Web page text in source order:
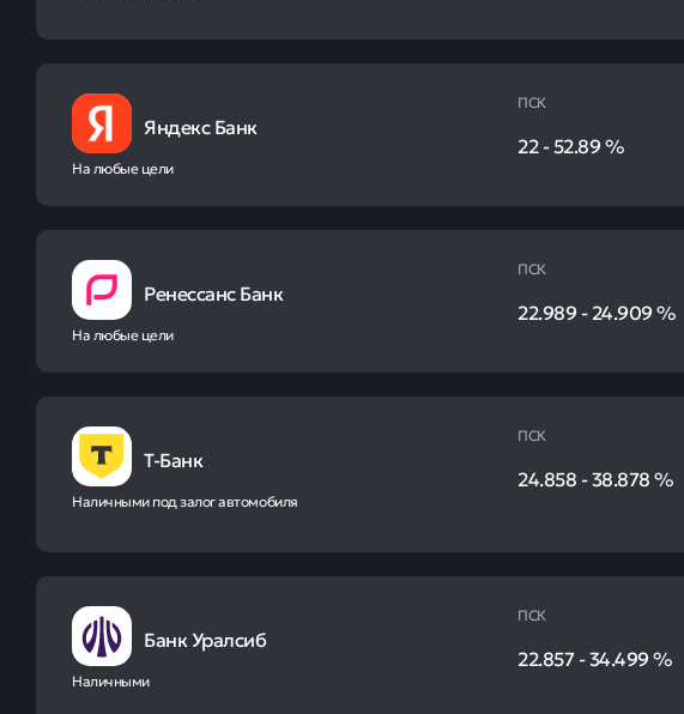
Яндекс Банк
На любые цели
ПСК
22-52.89%
Ренессанс Банк
На любые цели
ПСК
22.989-24.909%
Т-Банк
Наличными под залог автомобиля
ПСК
24.858-38.878%
Банк Уралсиб
Наличными
ПСК
22.857-34.499%